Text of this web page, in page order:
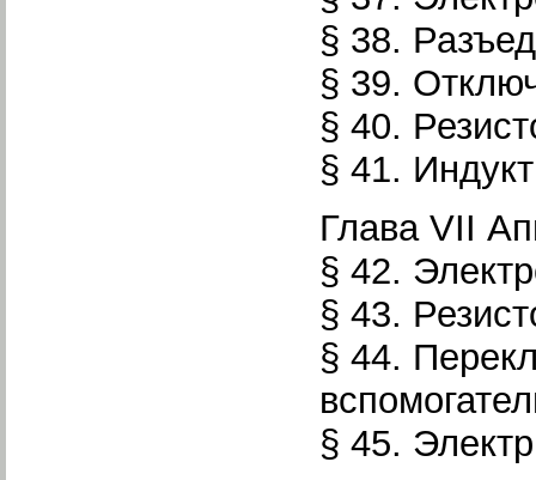
§ 38.
§ 39.
§ 40.
§ 41.
Глава VII
§ 42.
§ 43.
§ 44.
§ 45.